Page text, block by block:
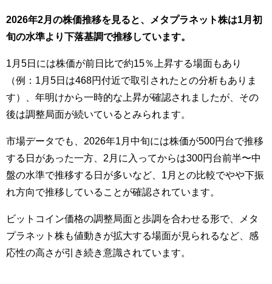
2026年2月の株価推移を見ると、メタプラネット株は1月初
旬の水準より下落基調で推移しています。
1月5日には株価が前日比で約15％上昇する場面もあり
（例：1月5日は468円付近で取引されたとの分析もありま
す）、年明けから一時的な上昇が確認されましたが、その
後は調整局面が続いているとみられます。
市場データでも、2026年1月中旬には株価が500円台で推移
する日があった一方、2月に入ってからは300円台前半〜中
盤の水準で推移する日が多いなど、1月との比較でやや下振
れ方向で推移していることが確認されています。
ビットコイン価格の調整局面と歩調を合わせる形で、メタ
プラネット株も値動きが拡大する場面が見られるなど、感
応性の高さが引き続き意識されています。